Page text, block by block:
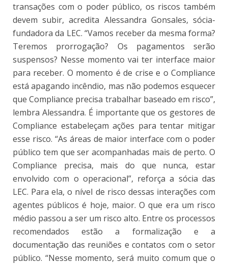
transações com o poder público, os riscos também
devem subir, acredita Alessandra Gonsales, sócia-
fundadora da LEC. “Vamos receber da mesma forma?
Teremos prorrogação? Os pagamentos serão
suspensos? Nesse momento vai ter interface maior
para receber. O momento é de crise e o Compliance
está apagando incêndio, mas não podemos esquecer
que Compliance precisa trabalhar baseado em risco”,
lembra Alessandra. É importante que os gestores de
Compliance estabeleçam ações para tentar mitigar
esse risco. “As áreas de maior interface com o poder
público tem que ser acompanhadas mais de perto. O
Compliance precisa, mais do que nunca, estar
envolvido com o operacional”, reforça a sócia das
LEC. Para ela, o nível de risco dessas interações com
agentes públicos é hoje, maior. O que era um risco
médio passou a ser um risco alto. Entre os processos
recomendados estão a formalização e a
documentação das reuniões e contatos com o setor
público. “Nesse momento, será muito comum que o